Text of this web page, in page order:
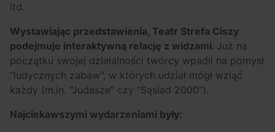
itd.
Wystawiając przedstawienia, Teatr Strefa Ciszy
podejmuje interaktywną relację z widzami. Już na
początku swojej działalności twórcy wpadli na pomysł
“ludycznych zabaw”, w których udział mógł wziąć
każdy (m.in. “Judasze” czy “Sąsiad 2000”).
Najciekawszymi wydarzeniami były: